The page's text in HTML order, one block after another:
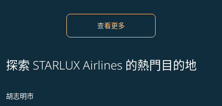
查看更多
探索 STARLUX Airlines 的熱門目的地
胡志明市